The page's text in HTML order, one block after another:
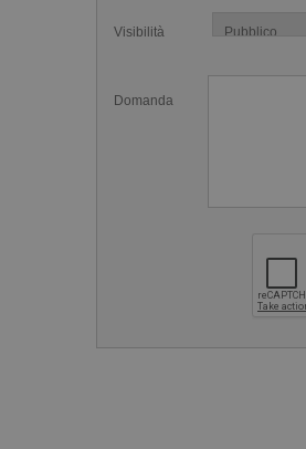
Visibilità
Domanda